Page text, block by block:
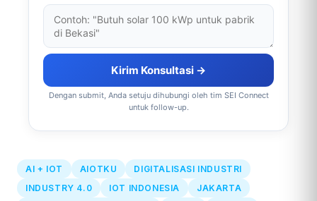
Kirim Konsultasi →
Dengan submit, Anda setuju dihubungi oleh tim SEI Connect
untuk follow-up.
AI + IOT AIOTKU
DIGITALISASI INDUSTRI
INDUSTRY 4.0
IOT INDONESIA
JAKARTA